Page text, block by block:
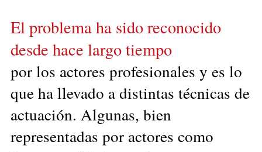
El problema ha sido reconocido
desde hace largo tiempo
por los actores profesionales y es lo
que ha llevado a distintas técnicas de
actuación. Algunas, bien
representadas por actores como